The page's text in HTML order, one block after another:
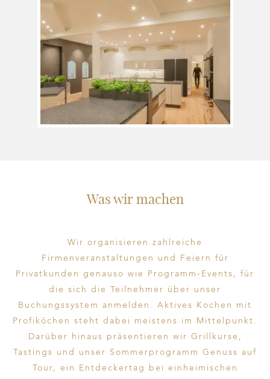
Was wir machen
Wir organisieren zahlreiche
Firmenveranstaltungen und Feiern für
Privatkunden genauso wie Programm-Events, für
die sich die Teilnehmer über unser
Buchungssystem anmelden. Aktives Kochen mit
Profiköchen steht dabei meistens im Mittelpunkt.
Darüber hinaus präsentieren wir Grillkurse,
Tastings und unser Sommerprogramm Genuss auf
Tour, ein Entdeckertag bei einheimischen